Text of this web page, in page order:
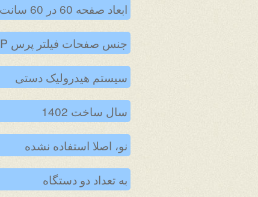
ابعاد صفحه 60 در 60 سانت
جنس صفحات فیلتر پرس PP
سیستم هیدرولیک دستی
سال ساخت 1402
نو، اصلا استفاده نشده
به تعداد دو دستگاه